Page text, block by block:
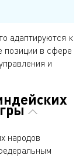
адаптируются к
позиции в сфере
и
народов